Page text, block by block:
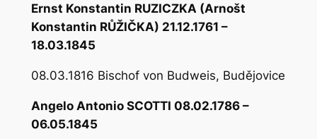
Ernst Konstantin RUZICZKA (Arnošt
Konstantin RŮŽIČKA) 21.12.1761 –
18.03.1845
08.03.1816 Bischof von Budweis, Budějovice
Angelo Antonio SCOTTI 08.02.1786 –
06.05.1845